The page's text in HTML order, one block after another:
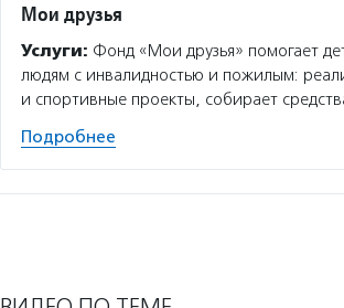
Мои друзья
Услуги: Фонд «Мои друзья» помогает
людям с инвалидностью и пожилым:
и спортивные проекты, собирает
Подробнее